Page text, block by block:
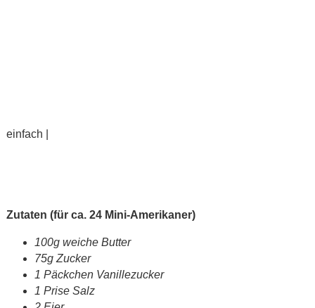
einfach |
Zutaten (für ca. 24 Mini-Amerikaner)
100g weiche Butter
75g Zucker
1 Päckchen Vanillezucker
1 Prise Salz